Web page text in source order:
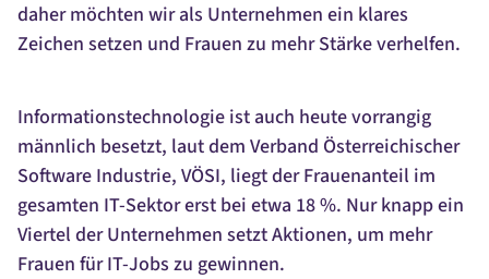
daher möchten wir als Unternehmen ein klares
Zeichen setzen und Frauen zu mehr Stärke verhelfen.
Informationstechnologie ist auch heute vorrangig
männlich besetzt, laut dem Verband Österreichischer
Software Industrie, VÖSI, liegt der Frauenanteil im
gesamten IT-Sektor erst bei etwa 18 %. Nur knapp ein
Viertel der Unternehmen setzt Aktionen, um mehr
Frauen für IT-Jobs zu gewinnen.